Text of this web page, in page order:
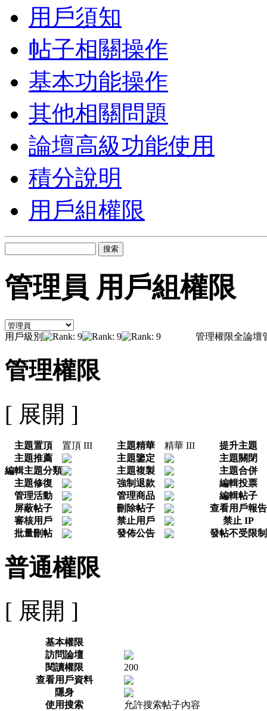
用戶須知
帖子相關操作
基本功能操作
其他相關問題
論壇高級功能使用
積分說明
用戶組權限
搜索
管理員 用戶組權限
用戶級別 管理權限全論壇
管理權限
[ 展開 ]
主題置頂 置頂 III 主題精華 精華 III
提升主題
主題推薦
主題鑒定
主題關閉
編輯主題分類
主題複製
主題合併
主題修復
強制退款
編輯投票
管理活動
管理商品
編輯帖子
屏蔽帖子
刪除帖子
查看用戶報告
審核用戶
禁止用戶
禁止 IP
批量刪帖
發佈公告 發帖不受限制
普通權限
[ 展開 ]
基本權限
訪問論壇
閱讀權限
200
查看用戶資料
隱身
使用搜索
允許搜索帖子內容